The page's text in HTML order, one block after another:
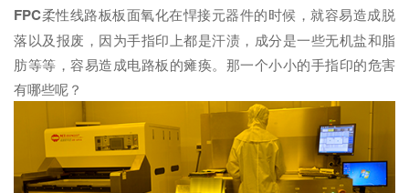
FPC柔性线路板板面氧化在悍接元器件的时候，就容易造成脱
落以及报废，因为手指印上都是汗渍，成分是一些无机盐和脂
肪等等，容易造成电路板的瘫痪。那一个小小的手指印的危害
有哪些呢？